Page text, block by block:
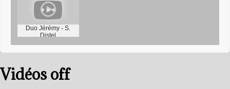
Duo Jérémy - S.
Distel
Vidéos off